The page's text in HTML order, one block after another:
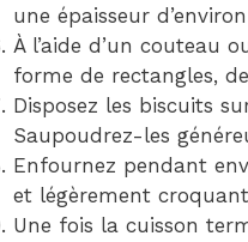
une épaisseur
À l’aide d’un couteau
forme de rectangles,
Disposez les biscuits
Saupoudrez-les
Enfournez pendant
et légèrement
Une fois la cuisson